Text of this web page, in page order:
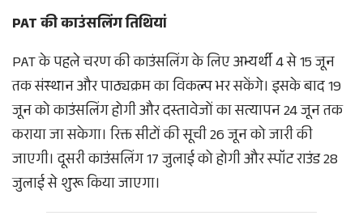
PAT की काउंसलिंग तिथियां
PAT के पहले चरण की काउंसलिंग के लिए अभ्यर्थी 4 से 15 जून
तक संस्थान और पाठ्यक्रम का विकल्प भर सकेंगे। इसके बाद 19
जून को काउंसलिंग होगी और दस्तावेजों का सत्यापन 24 जून तक
कराया जा सकेगा। रिक्त सीटों की सूची 26 जून को जारी की
जाएगी। दूसरी काउंसलिंग 17 जुलाई को होगी और स्पॉट राउंड 28
जुलाई से शुरू किया जाएगा।